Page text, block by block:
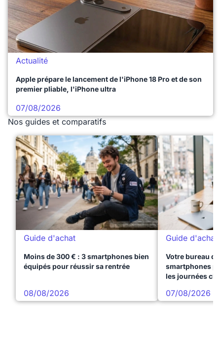
Actualité
Apple prépare le lancement de l'iPhone 18 Pro et de son
premier pliable, l'iPhone ultra
07/08/2026
Nos guides et comparatifs
Guide d'achat
Moins de 300 € : 3 smartphones bien
équipés pour réussir sa rentrée
08/08/2026
Guide d'achat
Votre bureau
smartphones
les journées
07/08/2026